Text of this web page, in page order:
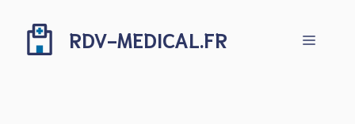
contenu
RDV-MEDICAL.FR Menu